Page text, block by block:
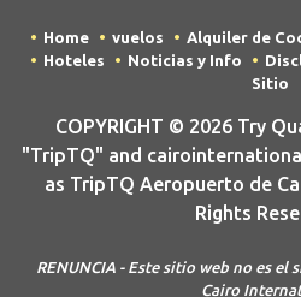
Home vuelos Alquiler de
Hoteles
Noticias y Info
Sitio
COPYRIGHT © 2026 Try
"TripTQ" and
as TripTQ Aeropuerto de
Rights
RENUNCIA - Este sitio web no es
Cairo